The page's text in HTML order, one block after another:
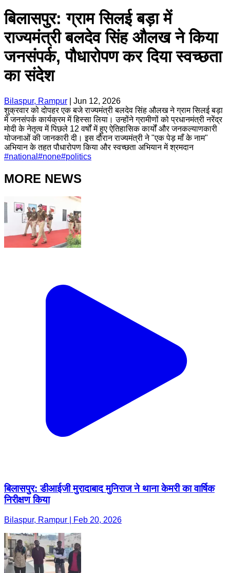
बिलासपुर: ग्राम सिलई बड़ा में
राज्यमंत्री बलदेव सिंह औलख ने किया
जनसंपर्क, पौधारोपण कर दिया स्वच्छता
का संदेश
Bilaspur, Rampur
Jun 12, 2026
शुक्रवार को दोपहर एक बजे राज्यमंत्री बलदेव सिंह औलख ने ग्राम सिलई बड़ा
में जनसंपर्क कार्यक्रम में हिस्सा लिया। उन्होंने ग्रामीणों को प्रधानमंत्री नरेंद्र
मोदी के नेतृत्व में पिछले 12 वर्षों में हुए ऐतिहासिक कार्यों और जनकल्याणकारी
योजनाओं की जानकारी दी। ​इस दौरान राज्यमंत्री ने "एक पेड़ माँ के नाम"
अभियान के तहत पौधारोपण किया और स्वच्छता अभियान में श्रमदान
#national #none#politics
MORE NEWS
बिलासपुर: डीआईजी मुरादाबाद मुनिराज ने थाना केमरी का वार्षिक
निरीक्षण किया
Bilaspur, Rampur | Feb 20, 2026